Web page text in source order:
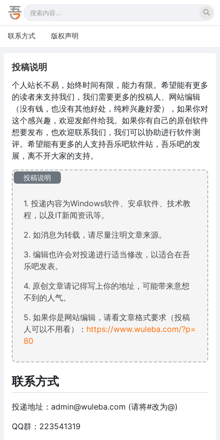
联系方式 版权声明
投稿说明
个人站长不易，始终时间有限，能力有限。希望能有更多
的读者来支持我们，我们需要更多的投稿人、网站编辑
（没有钱，也没有其他好处，纯粹兴趣好爱），如果你对
这个感兴趣，欢迎发邮件给我。如果你有自己的原创软件
想要发布，也欢迎联系我们，我们可以协助进行软件测
评。希望能有更多的人支持吾乐吧软件站，吾乐吧的发
展，离不开大家的支持。
投稿说明
1. 投递内容为Windows软件、安卓软件、技术教
程，以及IT新闻资讯等。
2. 如消息为转载，请尽量注明文章来源。
3. 编辑也许会对投递进行适当修改，以适合在吾
乐吧发表。
4. 原创文章请记得写上你的地址，可能带来意想
不到的人气。
5. 如果你是网站编辑，请看文章格式要求（投稿
人可以不用看）： https://www.wuleba.com/?p=
80
联系方式
投递地址： admin@wuleba.com (请将#改为@)
QQ群：223541319